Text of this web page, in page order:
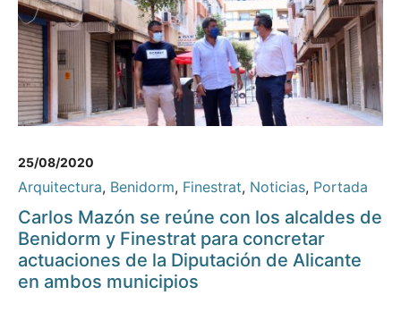
25/08/2020
Arquitectura, Benidorm, Finestrat, Noticias, Portada
Carlos Mazón se reúne con los alcaldes de
Benidorm y Finestrat para concretar
actuaciones de la Diputación de Alicante
en ambos municipios